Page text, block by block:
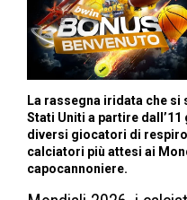
La rassegna iridata che
Stati Uniti a partire
diversi giocatori di
calciatori più attesi ai
capocannoniere.